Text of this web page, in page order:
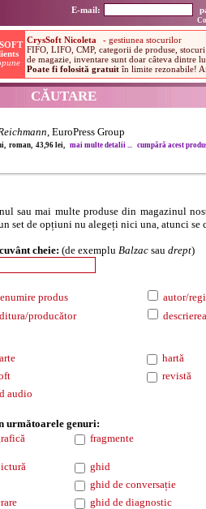
E-mail:
CĂUTARE
, EuroPress Group
roman, 43,96 lei, mai multe detalii ... cumpără acest
sau mai multe produse din magazinul
set de opțiuni nu alegeți nici una, atunci se
cheie: (de exemplu Balzac sau drept)
produs
autor/
producător
hartă
revistă
audio
următoarele genuri:
fragmente
ghid
ghid de conversație
ghid de diagnostic